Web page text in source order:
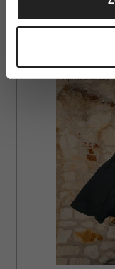
dane są
sekcji szczegółów
zmienić lub
Wykorzystujemy
i reklam, aby
analizować ruch w
korzystasz z
Partnerzy mogą
otrzymanymi od